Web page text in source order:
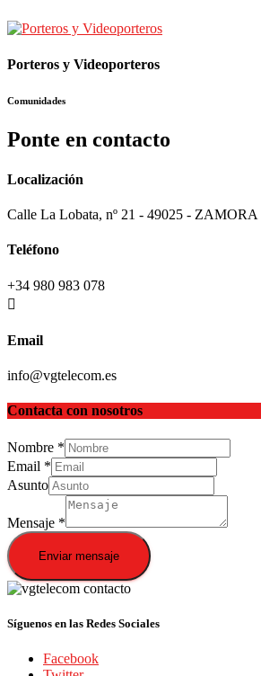
Porteros y Videoporteros
Comunidades
Ponte en contacto
Localización
Calle La Lobata, nº 21 - 49025 - ZAMORA
Teléfono
+34 980 983 078
Email
info@vgtelecom.es
Contacta con nosotros
Nombre *
Email *
Asunto
Mensaje *
Enviar mensaje
Síguenos en las Redes Sociales
Facebook